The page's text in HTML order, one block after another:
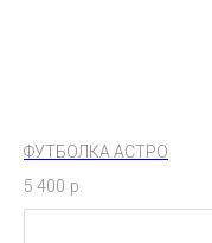
ФУТБОЛКА АСТРО
5 400 р.